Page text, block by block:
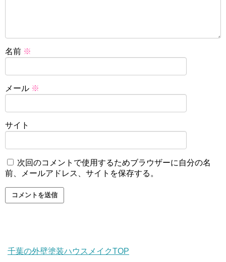
名前 ※
メール ※
サイト
次回のコメントで使用するためブラウザーに自分の名
前、メールアドレス、サイトを保存する。
千葉の外壁塗装ハウスメイクTOP